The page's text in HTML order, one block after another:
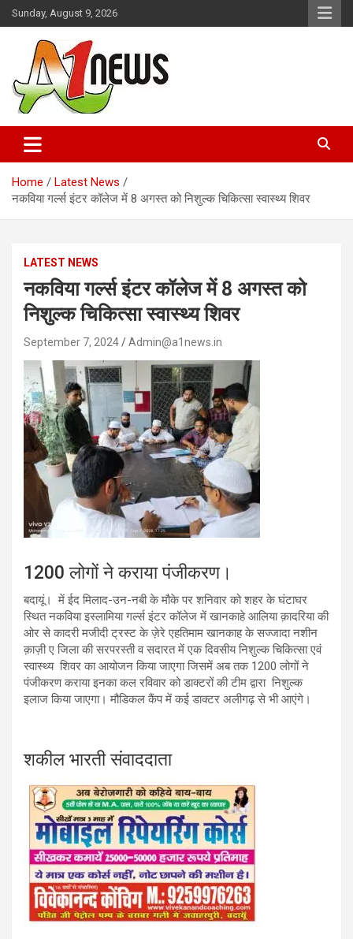
Skip
to
content
Sunday, August 9, 2026
A1news.in
Home
Latest News
नकविया गर्ल्स इंटर कॉलेज में 8 अगस्त को निशुल्क चिकित्सा स्वास्थ्य शिवर
LATEST NEWS
नकविया गर्ल्स इंटर कॉलेज में 8 अगस्त को
निशुल्क चिकित्सा स्वास्थ्य शिवर
September 7, 2024 Admin@a1news.in
1200 लोगों ने कराया पंजीकरण।
बदायूं। में ईद मिलाद-उन-नबी के मौके पर शनिवार को शहर के घंटाघर
स्थित नकविया इस्लामिया गर्ल्स इंटर कॉलेज में खानकाहे आलिया क़ादरिया की
ओर से कादरी मजीदी ट्रस्ट के ज़ेरे एहतिमाम खानकाह के सज्जादा नशीन
क़ाज़ी ए जिला की सरपरस्ती व सदारत में एक दिवसीय निशुल्क चिकित्सा एवं
स्वास्थ्य शिवर का आयोजन किया जाएगा जिसमें अब तक 1200 लोगों ने
पंजीकरण कराया इनका कल रविवार को डाक्टरों की टीम द्वारा निशुल्क
इलाज किया जाएगा। मौडिकल कैंप में कई डाक्टर अलीगढ़ से भी आएंगे।
शकील भारती संवाददाता